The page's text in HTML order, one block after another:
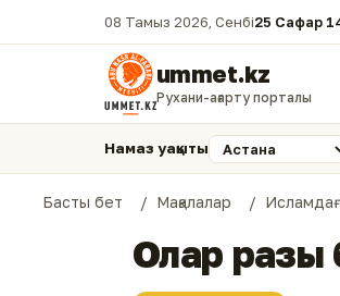
08 Тамыз 2026, Сенбі25 Сафар
ummet.kz
Рухани-ағарту порталы
Намаз уақыты
Басты бет Мақалалар
Олар разы